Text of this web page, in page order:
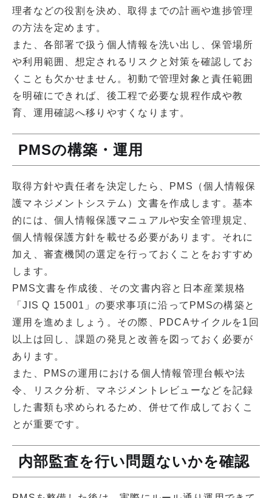
理者などの役割を決め、取得までの計画や進捗管理
の方法を定めます。
また、各部署で扱う個人情報を洗い出し、保管場所
や利用範囲、想定されるリスクと対策を確認してお
くことも欠かせません。初動で管理対象と責任範囲
を明確にできれば、後工程で必要な規程作成や教
育、運用確認へ移りやすくなります。
PMSの構築・運用
取得方針や責任者を決定したら、PMS（個人情報保
護マネジメントシステム）文書を作成します。基本
的には、個人情報保護マニュアルや安全管理規定、
個人情報保護方針を載せる必要があります。それに
加え、審査機関の選定を行っておくことをおすすめ
します。
PMS文書を作成後、その文書内容と日本産業規格
「JIS Q 15001」の要求事項に沿ってPMSの構築と
運用を進めましょう。その際、PDCAサイクルを1回
以上は回し、課題の発見と改善を図っておく必要が
あります。
また、PMSの運用における個人情報管理台帳や法
令、リスク分析、マネジメントレビューなどを記録
した書類も求められるため、併せて作成しておくこ
とが重要です。
内部監査を行い問題ないかを確認